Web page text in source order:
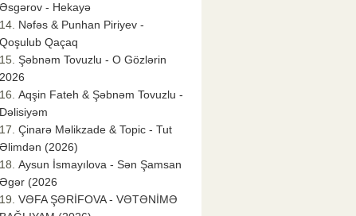
Əsgərov - Hekayə
Nəfəs & Punhan Piriyev -
Qoşulub Qaçaq
Şəbnəm Tovuzlu - O Gözlərin
2026
Aqşin Fateh & Şəbnəm Tovuzlu -
Dəlisiyəm
Çinarə Məlikzade & Topic - Tut
Əlimdən (2026)
Aysun İsmayılova - Sən Şamsan
Əgər (2026
VƏFA ŞƏRİFOVA - VƏTƏNİMƏ